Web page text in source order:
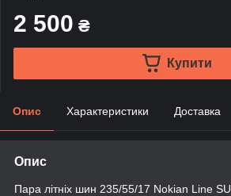
2 500 ₴
Купити
Опис Характеристики Доставка
Опис
Пара літніх шин 235/55/17 Nokian Line